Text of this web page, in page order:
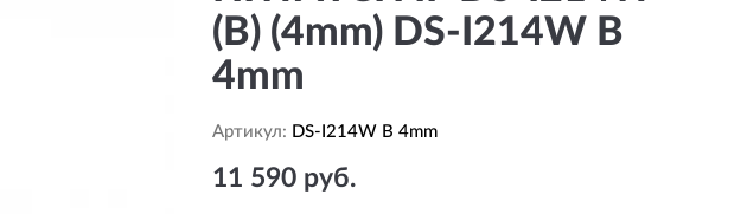
(B) (4mm) DS-I214W B
4mm
Артикул: DS-I214W B 4mm
11 590 руб.